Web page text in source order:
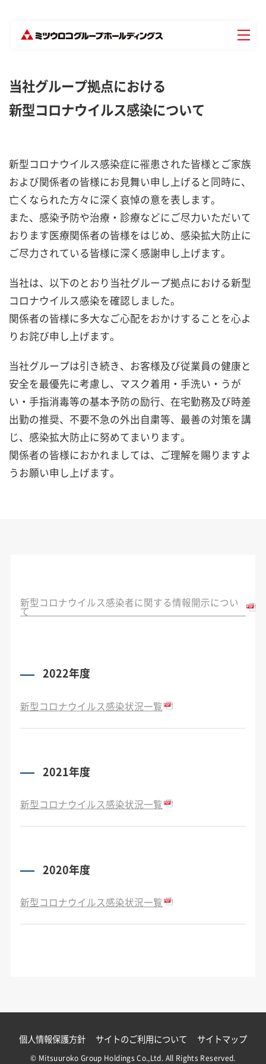
当社グループ拠点における
新型コロナウイルス感染について
新型コロナウイルス感染症に罹患された皆様とご家族
および関係者の皆様にお見舞い申し上げると同時に、
亡くなられた方々に深く哀悼の意を表します。
また、感染予防や治療・診療などにご尽力いただいて
おります医療関係者の皆様をはじめ、感染拡大防止に
ご尽力されている皆様に深く感謝申し上げます。
当社は、以下のとおり当社グループ拠点における新型
コロナウイルス感染を確認しました。
関係者の皆様に多大なご心配をおかけすることを心よ
りお詫び申し上げます。
当社グループは引き続き、お客様及び従業員の健康と
安全を最優先に考慮し、マスク着用・手洗い・うが
い・手指消毒等の基本予防の励行、 在宅勤務及び時差
出勤の推奨、不要不急の外出自粛等、最善の対策を講
じ、感染拡大防止に努めてまいります。
関係者の皆様におかれましては、ご理解を賜りますよ
うお願い申し上げます。
新型コロナウイルス感染者に関する情報開示につい
て
2022年度
新型コロナウイルス感染状況一覧
2021年度
新型コロナウイルス感染状況一覧
2020年度
新型コロナウイルス感染状況一覧
個人情報保護方針 サイトのご利用について サイトマップ
© Mitsuuroko Group Holdings Co.,Ltd. All Rights Reserved.